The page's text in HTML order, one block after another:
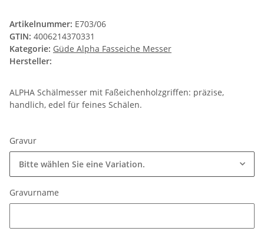
Artikelnummer: E703/06
GTIN: 4006214370331
Kategorie: Güde Alpha Fasseiche Messer
Hersteller:
ALPHA Schälmesser mit Faßeichenholzgriffen: präzise,
handlich, edel für feines Schälen.
Gravur
Bitte wählen Sie eine Variation.
Gravurname